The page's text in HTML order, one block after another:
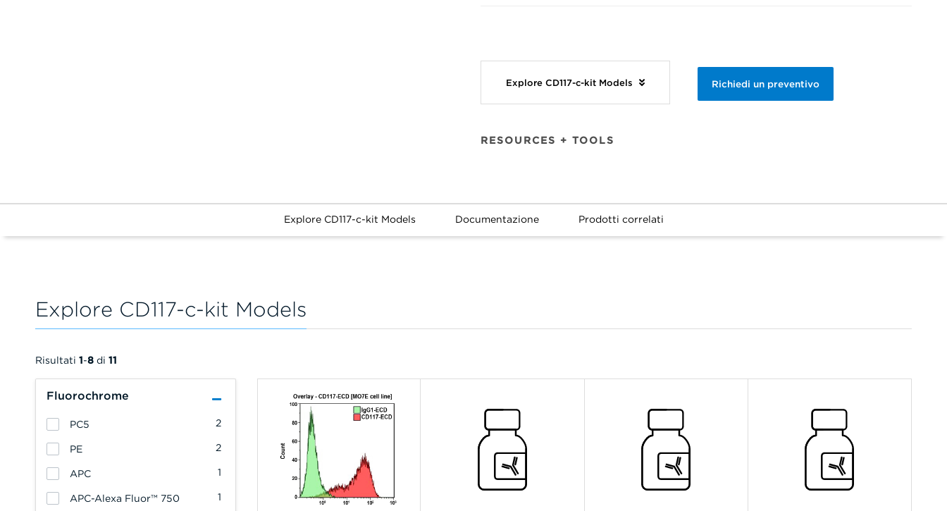
Explore CD117-c-kit Models Richiedi un preventivo
RESOURCES + TOOLS
Explore CD117-c-kit Models Documentazione Prodotti correlati
Explore CD117-c-kit Models
Fluorochrome
2
PC5
2
PE
1
APC
1
APC-Alexa Fluor™ 750
Risultati 1-8 di 11